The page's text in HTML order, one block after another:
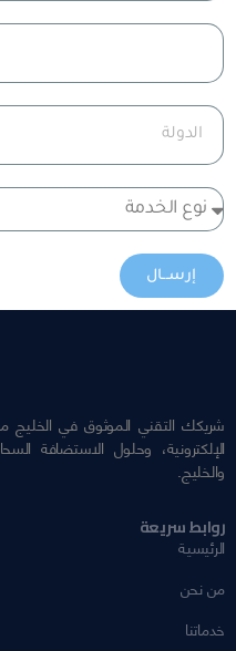
إرســال
والخليج.
روابط سريعة
الرئيسية
من نحن
خدماتنا